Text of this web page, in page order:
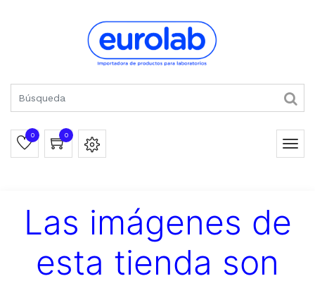
0 0
Las imágenes de
esta tienda son